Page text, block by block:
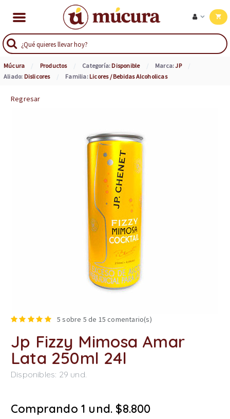
Múcura Productos Categoría: Disponible Marca:JP
Aliado: Dislicores Familia: Licores / Bebidas Alcoholicas
Regresar
5 sobre 5 de 15 comentario(s)
Jp Fizzy Mimosa Amar
Lata 250ml 24l
Disponibles: 29 und.
Comprando 1 und. $8.800